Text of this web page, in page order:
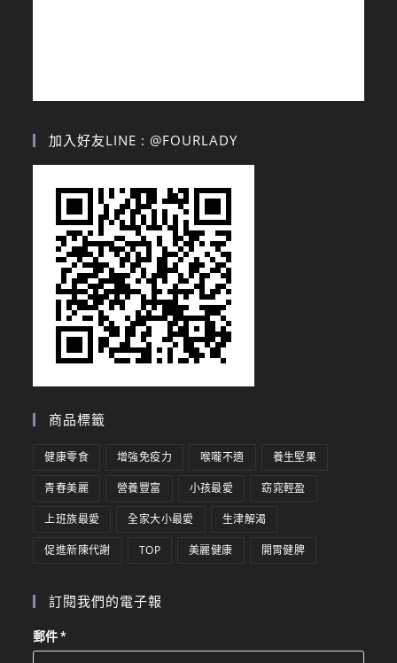
加入好友LINE : @FOURLADY
商品標籤
健康零食 增強免疫力 喉嚨不適 養生堅果
青春美麗 營養豐富 小孩最愛 窈窕輕盈
上班族最愛 全家大小最愛 生津解渴
促進新陳代謝 TOP 美麗健康 開胃健脾
訂閱我們的電子報
郵件*